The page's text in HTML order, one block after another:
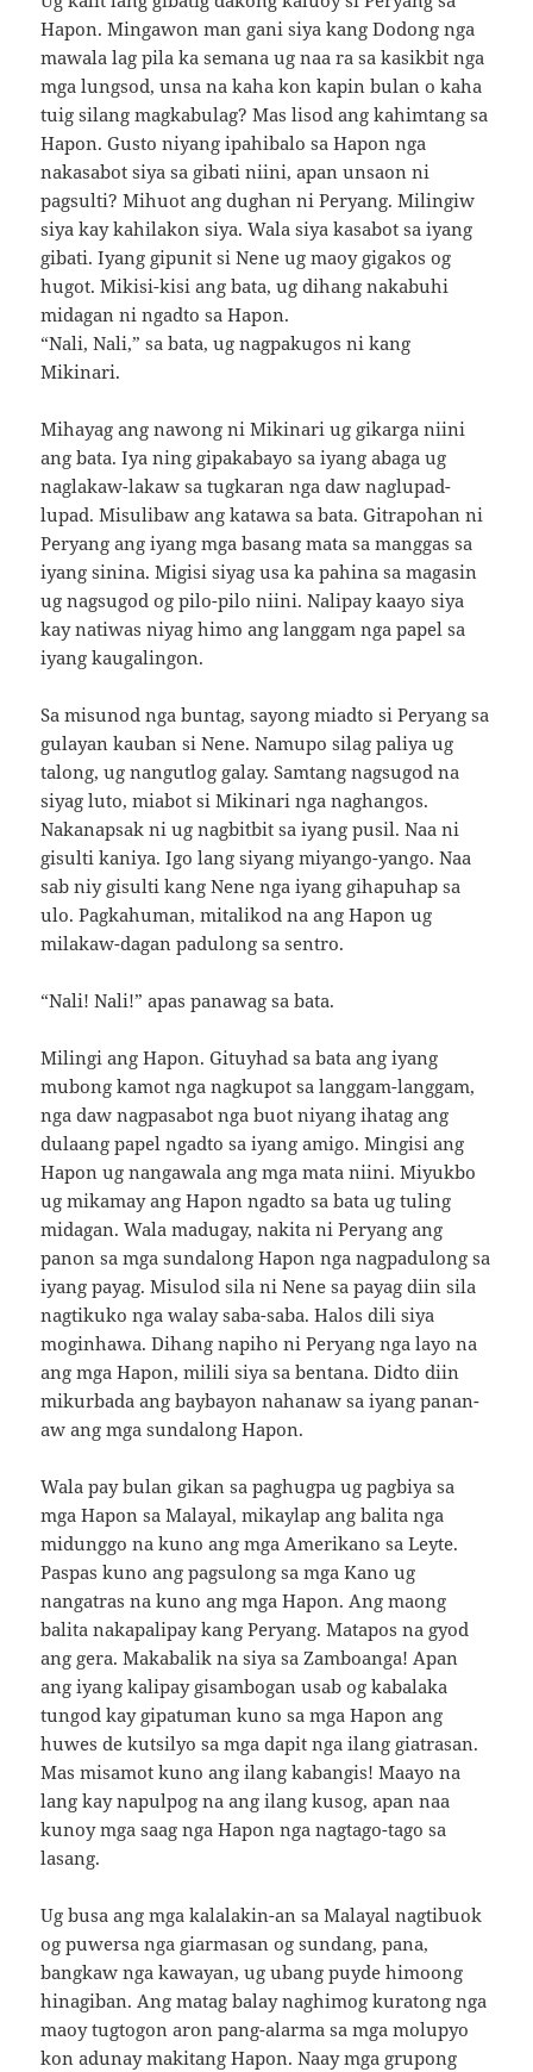
Hapon. Mingawon man gani siya kang Dodong nga
mawala lag pila ka semana ug naa ra sa kasikbit nga
mga lungsod, unsa na kaha kon kapin bulan o kaha
tuig silang magkabulag? Mas lisod ang kahimtang sa
Hapon. Gusto niyang ipahibalo sa Hapon nga
nakasabot siya sa gibati niini, apan unsaon ni
pagsulti? Mihuot ang dughan ni Peryang. Milingiw
siya kay kahilakon siya. Wala siya kasabot sa iyang
gibati. Iyang gipunit si Nene ug maoy gigakos og
hugot. Mikisi-kisi ang bata, ug dihang nakabuhi
midagan ni ngadto sa Hapon.
“Nali, Nali,” sa bata, ug nagpakugos ni kang
Mikinari.
Mihayag ang nawong ni Mikinari ug gikarga niini
ang bata. Iya ning gipakabayo sa iyang abaga ug
naglakaw-lakaw sa tugkaran nga daw naglupad-
lupad. Misulibaw ang katawa sa bata. Gitrapohan ni
Peryang ang iyang mga basang mata sa manggas sa
iyang sinina. Migisi siyag usa ka pahina sa magasin
ug nagsugod og pilo-pilo niini. Nalipay kaayo siya
kay natiwas niyag himo ang langgam nga papel sa
iyang kaugalingon.
Sa misunod nga buntag, sayong miadto si Peryang sa
gulayan kauban si Nene. Namupo silag paliya ug
talong, ug nangutlog galay. Samtang nagsugod na
siyag luto, miabot si Mikinari nga naghangos.
Nakanapsak ni ug nagbitbit sa iyang pusil. Naa ni
gisulti kaniya. Igo lang siyang miyango-yango. Naa
sab niy gisulti kang Nene nga iyang gihapuhap sa
ulo. Pagkahuman, mitalikod na ang Hapon ug
milakaw-dagan padulong sa sentro.
“Nali! Nali!” apas panawag sa bata.
Milingi ang Hapon. Gituyhad sa bata ang iyang
mubong kamot nga nagkupot sa langgam-langgam,
nga daw nagpasabot nga buot niyang ihatag ang
dulaang papel ngadto sa iyang amigo. Mingisi ang
Hapon ug nangawala ang mga mata niini. Miyukbo
ug mikamay ang Hapon ngadto sa bata ug tuling
midagan. Wala madugay, nakita ni Peryang ang
panon sa mga sundalong Hapon nga nagpadulong sa
iyang payag. Misulod sila ni Nene sa payag diin sila
nagtikuko nga walay saba-saba. Halos dili siya
moginhawa. Dihang napiho ni Peryang nga layo na
ang mga Hapon, milili siya sa bentana. Didto diin
mikurbada ang baybayon nahanaw sa iyang panan-
aw ang mga sundalong Hapon.
Wala pay bulan gikan sa paghugpa ug pagbiya sa
mga Hapon sa Malayal, mikaylap ang balita nga
midunggo na kuno ang mga Amerikano sa Leyte.
Paspas kuno ang pagsulong sa mga Kano ug
nangatras na kuno ang mga Hapon. Ang maong
balita nakapalipay kang Peryang. Matapos na gyod
ang gera. Makabalik na siya sa Zamboanga! Apan
ang iyang kalipay gisambogan usab og kabalaka
tungod kay gipatuman kuno sa mga Hapon ang
huwes de kutsilyo sa mga dapit nga ilang giatrasan.
Mas misamot kuno ang ilang kabangis! Maayo na
lang kay napulpog na ang ilang kusog, apan naa
kunoy mga saag nga Hapon nga nagtago-tago sa
lasang.
Ug busa ang mga kalalakin-an sa Malayal nagtibuok
og puwersa nga giarmasan og sundang, pana,
bangkaw nga kawayan, ug ubang puyde himoong
hinagiban. Ang matag balay naghimog kuratong nga
maoy tugtogon aron pang-alarma sa mga molupyo
kon adunay makitang Hapon. Naay mga grupong